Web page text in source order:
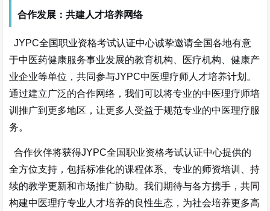
合作发展：共建人才培养网络
JYPC全国职业资格考试认证中心诚挚邀请全国各地有意
于中医药健康服务事业发展的教育机构、医疗机构、健康产
业企业等单位，共同参与JYPC中医理疗师人才培养计划。
通过建立广泛的合作网络，我们可以将专业的中医理疗师培
训推广到更多地区，让更多人受益于规范专业的中医理疗服
务。
合作伙伴将获得JYPC全国职业资格考试认证中心提供的
全方位支持，包括标准化的课程体系、专业的师资培训、持
续的教学更新和市场推广协助。我们期待与各方携手，共同
构建中医理疗专业人才培养的良性生态，为社会培养更多高